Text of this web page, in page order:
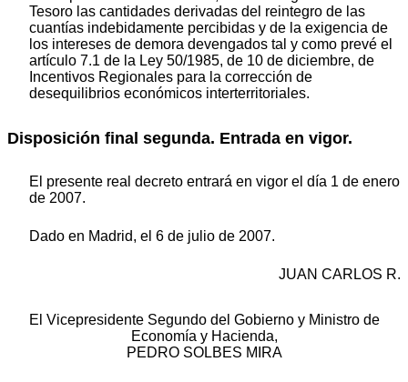
Tesoro las cantidades derivadas del reintegro de las
cuantías indebidamente percibidas y de la exigencia de
los intereses de demora devengados tal y como prevé el
artículo 7.1 de la Ley 50/1985, de 10 de diciembre, de
Incentivos Regionales para la corrección de
desequilibrios económicos interterritoriales.
Disposición final segunda. Entrada en vigor.
El presente real decreto entrará en vigor el día 1 de enero
de 2007.
Dado en Madrid, el 6 de julio de 2007.
JUAN CARLOS R.
El Vicepresidente Segundo del Gobierno y Ministro de
Economía y Hacienda,
PEDRO SOLBES MIRA